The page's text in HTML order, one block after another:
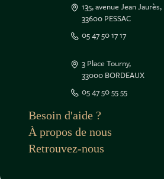
135, avenue Jean Jaurès,
33600 PESSAC
05 47 50 17 17
3 Place Tourny,
33000 BORDEAUX
05 47 50 55 55
Besoin d'aide ?
À propos de nous
Retrouvez-nous